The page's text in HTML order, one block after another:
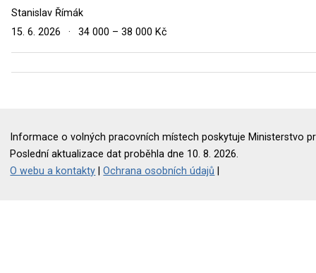
Stanislav Římák
15. 6. 2026
· 34 000 – 38 000 Kč
Informace o volných pracovních místech poskytuje Ministerstvo
Poslední aktualizace dat proběhla dne 10. 8. 2026.
O webu a kontakty |Ochrana osobních údajů